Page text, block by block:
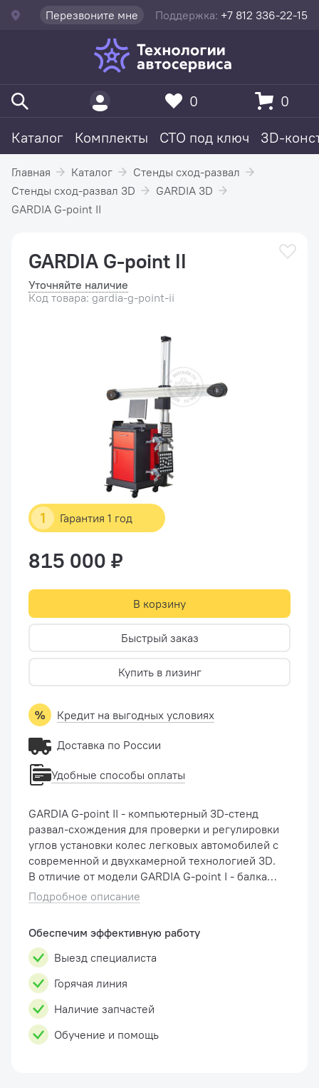
Перезвоните мне Поддержка: +7 812 336-22-15
Каталог Комплекты СТО под ключ 3D-
0 0
Главная Каталог
Стенды сход-развал
Стенды сход-развал 3D
GARDIA 3D
GARDIA G-point II
1 Гарантия 1 год
GARDIA G-point II
Уточняйте наличие
Код товара: gardia-g-point-ii
GARDIA G-point II - компьютерный 3D-стенд
развал-схождения для проверки и регулировки
углов установки колес легковых автомобилей с
современной и двухкамерной технологией 3D.
В отличие от модели GARDIA G-point I - балка с
2-мя видеокамерами установлена на
электромеханическом подъемни...
Подробное описание
Обеспечим эффективную работу
Выезд специалиста
Горячая линия
Наличие запчастей
Обучение и помощь
815 000 ₽
В корзину
Быстрый заказ
Купить в лизинг
Кредит на выгодных условиях
Доставка по России
Удобные способы оплаты